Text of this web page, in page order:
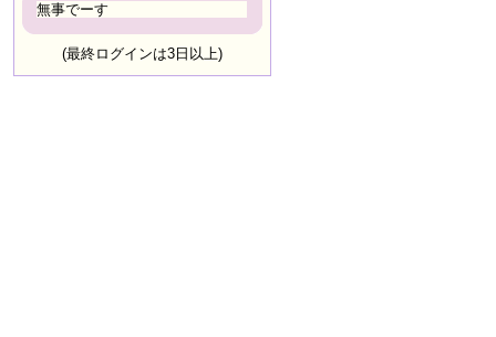
無事でーす
(最終ログインは3日以上)